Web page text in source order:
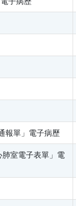
報單」電子病歷
肺室電子表單」電